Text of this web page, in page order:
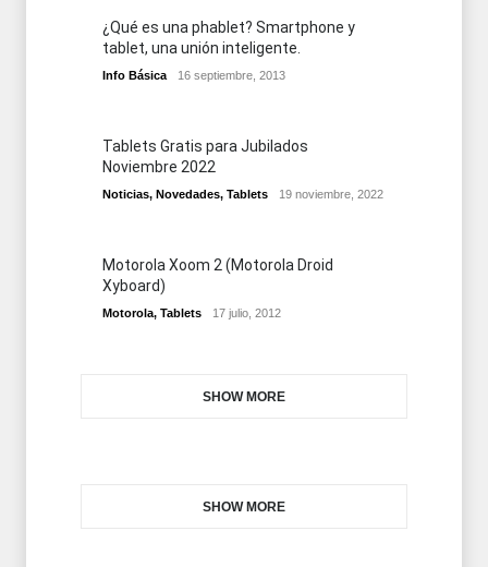
¿Qué es una phablet? Smartphone y
tablet, una unión inteligente.
Info Básica 16 septiembre, 2013
Tablets Gratis para Jubilados
Noviembre 2022
Noticias, Novedades, Tablets 19 noviembre, 2022
Motorola Xoom 2 (Motorola Droid
Xyboard)
Motorola, Tablets 17 julio, 2012
SHOW MORE
SHOW MORE